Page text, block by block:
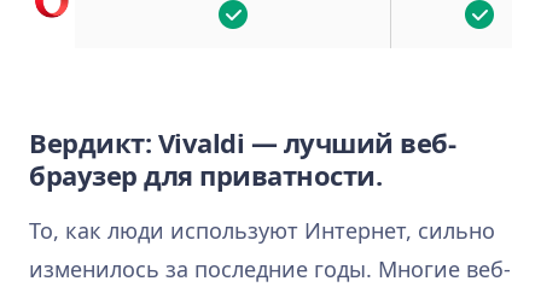
Вердикт: Vivaldi — лучший веб-
браузер для приватности.
То, как люди используют Интернет, сильно
изменилось за последние годы. Многие веб-